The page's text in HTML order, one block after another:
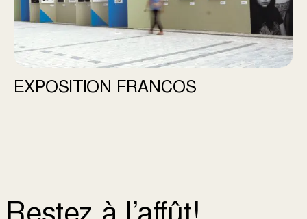
EXPOSITION FRANCOS